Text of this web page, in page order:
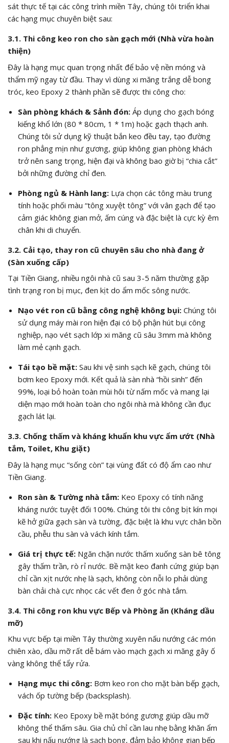
sát thực tế tại các công trình miền Tây, chúng tôi triển khai
các hạng mục chuyên biệt sau:
3.1. Thi công keo ron cho sàn gạch mới (Nhà vừa hoàn
thiện)
Đây là hạng mục quan trọng nhất để bảo vệ nền móng và
thẩm mỹ ngay từ đầu. Thay vì dùng xi măng trắng dễ bong
tróc, keo Epoxy 2 thành phần sẽ được thi công cho:
Sàn phòng khách & Sảnh đón:Áp dụng cho gạch bóng
kiếng khổ lớn (80 * 80cm, 1 * 1 m) hoặc gạch thạch anh.
Chúng tôi sử dụng kỹ thuật bắn keo đều tay, tạo đường
ron phẳng mịn như gương, giúp không gian phòng khách
trở nên sang trọng, hiện đại và không bao giờ bị “chia cắt”
bởi những đường chỉ đen.
Phòng ngủ & Hành lang:Lựa chọn các tông màu trung
tính hoặc phối màu “tông xuyệt tông” với vân gạch để tạo
cảm giác không gian mở, ấm cúng và đặc biệt là cực kỳ êm
chân khi di chuyển.
3.2. Cải tạo, thay ron cũ chuyên sâu cho nhà đang ở
(Sàn xuống cấp)
Tại Tiền Giang, nhiều ngôi nhà cũ sau 3-5 năm thường gặp
tình trạng ron bị mục, đen kịt do ẩm mốc sông nước.
Nạo vét ron cũ bằng công nghệ không bụi:Chúng tôi
sử dụng máy mài ron hiện đại có bộ phận hút bụi công
nghiệp, nạo vét sạch lớp xi măng cũ sâu 3mm mà không
làm mẻ cạnh gạch.
Tái tạo bề mặt:Sau khi vệ sinh sạch kẽ gạch, chúng tôi
bơm keo Epoxy mới. Kết quả là sàn nhà “hồi sinh” đến
99%, loại bỏ hoàn toàn mùi hôi từ nấm mốc và mang lại
diện mạo mới hoàn toàn cho ngôi nhà mà không cần đục
gạch lát lại.
3.3. Chống thấm và kháng khuẩn khu vực ẩm ướt (Nhà
tắm, Toilet, Khu giặt)
Đây là hạng mục “sống còn” tại vùng đất có độ ẩm cao như
Tiền Giang.
Ron sàn & Tường nhà tắm:Keo Epoxy có tính năng
kháng nước tuyệt đối 100%. Chúng tôi thi công bịt kín mọi
kẽ hở giữa gạch sàn và tường, đặc biệt là khu vực chân bồn
cầu, phễu thu sàn và vách kính tắm.
Giá trị thực tế:Ngăn chặn nước thấm xuống sàn bê tông
gây thấm trần, rò rỉ nước. Bề mặt keo đanh cứng giúp bạn
chỉ cần xịt nước nhẹ là sạch, không còn nỗi lo phải dùng
bàn chải chà cực nhọc các vết đen ở góc nhà tắm.
3.4. Thi công ron khu vực Bếp và Phòng ăn (Kháng dầu
mỡ)
Khu vực bếp tại miền Tây thường xuyên nấu nướng các món
chiên xào, dầu mỡ rất dễ bám vào mạch gạch xi măng gây ố
vàng không thể tẩy rửa.
Hạng mục thi công:Bơm keo ron cho mặt bàn bếp gạch,
vách ốp tường bếp (backsplash).
Đặc tính:Keo Epoxy bề mặt bóng gương giúp dầu mỡ
không thể thấm sâu. Gia chủ chỉ cần lau nhẹ bằng khăn ẩm
sau khi nấu nướng là sạch bong, đảm bảo không gian bếp